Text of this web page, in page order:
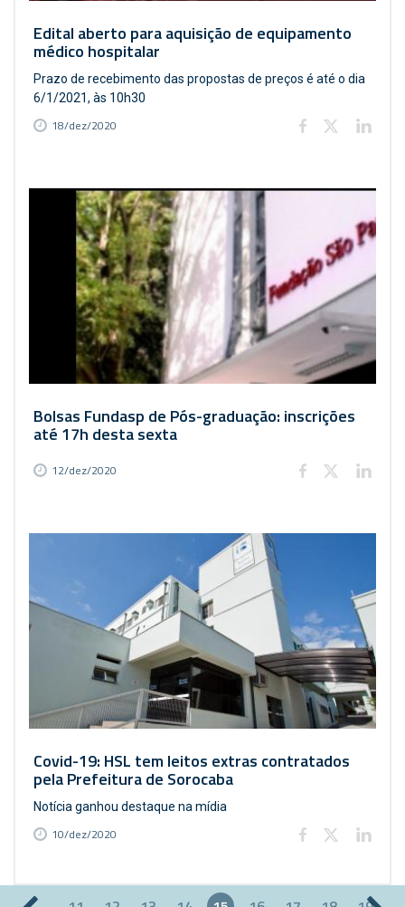
Edital aberto para aquisição de equipamento
médico hospitalar
Prazo de recebimento das propostas de preços é até o dia
6/1/2021, às 10h30
18/dez/2020
Bolsas Fundasp de Pós-graduação: inscrições
até 17h desta sexta
12/dez/2020
Covid-19: HSL tem leitos extras contratados
pela Prefeitura de Sorocaba
Notícia ganhou destaque na mídia
10/dez/2020